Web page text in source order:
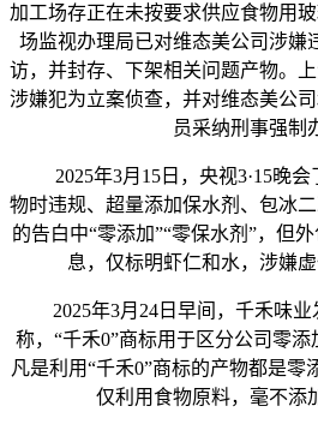
加工场存正在未按要求供应食物用
场监视办理局已对维态美公司涉嫌
访，并封存、下架相关问题产物。
涉嫌犯为立案侦查，并对维态美公
员采纳刑事强制
2025年3月15日，央视3·15晚会
物时违规、超量添加保水剂、包冰
的告白中“零添加”“零保水剂”，但
息，仅标明虾仁和水，涉嫌虚
2025年3月24日早间，千禾味业
称，“千禾0”商标用于区分公司零添
凡是利用“千禾0”商标的产物都是零
仅利用食物原料，毫不添